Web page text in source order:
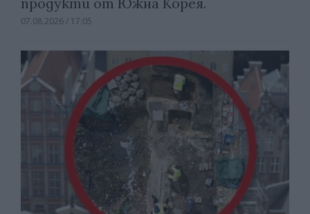
07.08.2026 / 17:05